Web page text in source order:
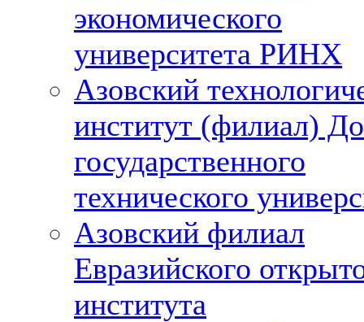
экономического
университета РИНХ
Азовский
институт (филиал)
государственного
технического
Азовский филиал
Евразийского
института